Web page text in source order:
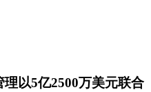
以5亿2500万美元联合